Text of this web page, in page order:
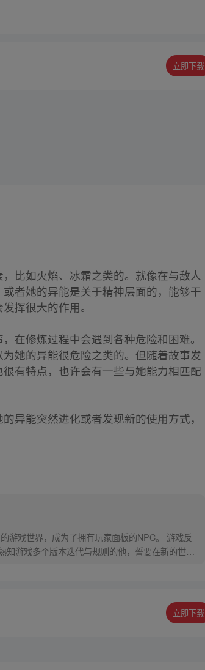
立即下载
比如火焰、冰霜之类的。就像在与敌人
者她的异能是关于精神层面的，能够干
挥很大的作用。
在修炼过程中会遇到各种危险和困难。
她的异能很危险之类的。但随着故事发
有特点，也许会有一些与她能力相匹配
异能突然进化或者发现新的使用方式，
游戏世界，成为了拥有玩家面板的NPC。 游戏反
知游戏多个版本迭代与规则的他，誓要在新的世界
立即下载